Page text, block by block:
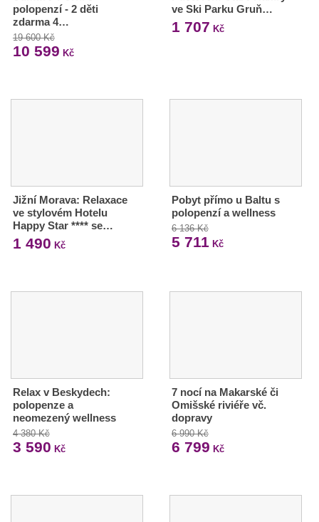
polopenzí - 2 děti
zdarma 4…
19 600 Kč
10 599 Kč
ve Ski Parku Gruň…
1 707 Kč
Jižní Morava: Relaxace
ve stylovém Hotelu
Happy Star **** se…
1 490 Kč
Pobyt přímo u Baltu s
polopenzí a wellness
6 136 Kč
5 711 Kč
Relax v Beskydech:
polopenze a
neomezený wellness
4 380 Kč
3 590 Kč
7 nocí na Makarské či
Omišské riviéře vč.
dopravy
6 990 Kč
6 799 Kč